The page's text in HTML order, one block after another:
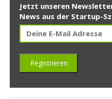
Jetzt unseren
News aus der Startup-